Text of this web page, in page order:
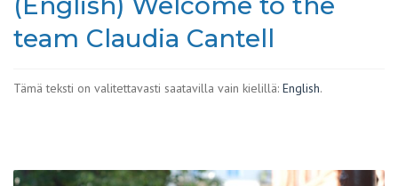
team Claudia Cantell
Tämä teksti on valitettavasti saatavilla vain kielillä: English.